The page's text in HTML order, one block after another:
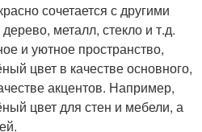
сочетается с другими
металл, стекло и т.д.
и уютное пространство,
цвет в качестве основного,
акцентов. Например,
цвет для стен и мебели, а